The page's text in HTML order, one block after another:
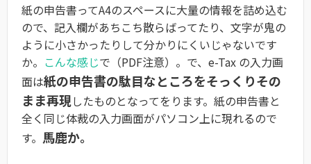
紙の申告書ってA4のスペースに大量の情報を詰め込む
ので、記入欄があちこち散らばってたり、文字が鬼の
ように小さかったりして分かりにくいじゃないです
か。 こんな感じで（PDF注意）。で、e-Tax の入力画
面は紙の申告書の駄目なところをそっくりその
まま再現したものとなってをります。紙の申告書と
全く同じ体裁の入力画面がパソコン上に現れるので
す。 馬鹿か。